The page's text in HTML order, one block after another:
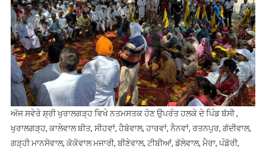
ਅੱਜ ਸਵੇਰੇ ਸ਼੍ਰੀ ਖੁਰਾਲਗੜ੍ਹ ਵਿਖੇ ਨਤਮਸਤਕ ਹੋਣ ਉਪਰੰਤ ਹਲਕੇ ਦੇ ਪਿੰਡ ਬੱਸੀ ,
ਖੁਰਾਲਗੜ੍ਹ, ਕਾਲੇਵਾਲ ਬੀਤ, ਸੀਹਵਾਂ, ਹੈਬੋਵਾਲ, ਹਾਰਵਾਂ, ਨੈਨਵਾਂ, ਰਤਨਪੁਰ, ਗੱਦੀਵਾਲ,
ਗੜ੍ਹੀ ਮਾਨਸੋਵਾਲ, ਕੋਕੋਵਾਲ ਮਜਾਰੀ, ਬੀਣੇਵਾਲ, ਟੀਬੀਆਂ, ਡੱਲੇਵਾਲ, ਮੈਰਾ, ਪੰਡੋਰੀ,